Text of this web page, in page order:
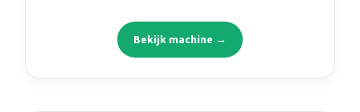
Bekijk machine →